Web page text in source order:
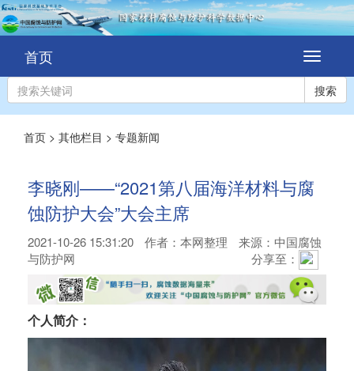
切
换
导
航
首页
搜索
首页 > 其他栏目 > 专题新闻
李晓刚——“2021第八届海洋材料与腐
蚀防护大会”大会主席
2021-10-26 15:31:20 作者： 本网整理
来源：中国腐蚀
与防护网
分享至：
个人简介：